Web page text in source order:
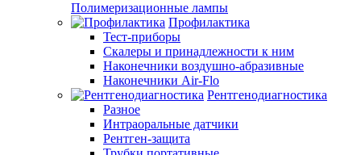
Полимеризационные лампы
Профилактика
Тест-приборы
Скалеры и принадлежности к ним
Наконечники воздушно-абразивные
Наконечники Air-Flo
Рентгенодиагностика
Разное
Интраоральные датчики
Рентген-защита